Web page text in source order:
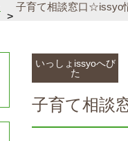
>
子育て相談窓口☆issyo
いっしょissyoへび
た
子育て相談